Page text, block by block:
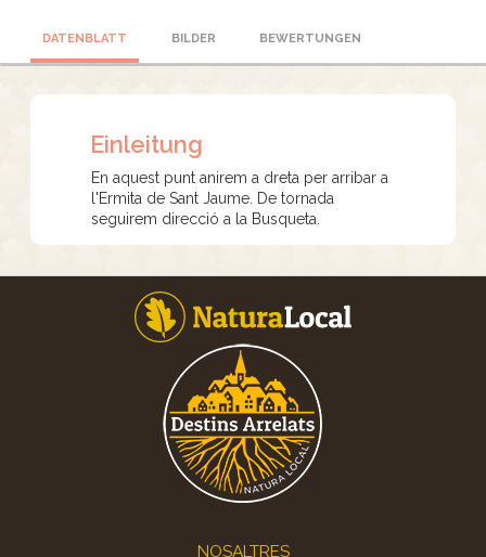
DATENBLATT BILDER BEWERTUNGEN
Einleitung
En aquest punt anirem a dreta per arribar a
l'Ermita de Sant Jaume. De tornada
seguirem direcció a la Busqueta.
NOSALTRES